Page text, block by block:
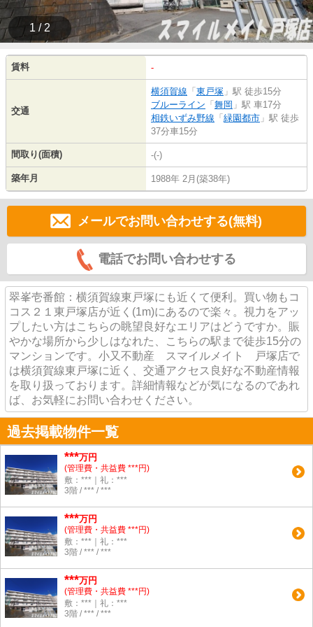
1 / 2
賃料 -
交通
横須賀線 「 東戸塚 」駅 徒歩15分
ブルーライン 「 舞岡 」駅 車17分
相鉄いずみ野線 「 緑園都市 」駅 徒歩
37分車15分
間取り(面積) -(-)
築年月 1988年 2月(築38年)
メールでお問い合わせする(無料)
電話でお問い合わせする
翠峯壱番館：横須賀線東戸塚にも近くて便利。買い物もコ
コス２１東戸塚店が近く(1m)にあるので楽々。視力をアッ
プしたい方はこちらの眺望良好なエリアはどうですか。賑
やかな場所から少しはなれた、こちらの駅まで徒歩15分の
マンションです。小又不動産 スマイルメイト 戸塚店で
は横須賀線東戸塚に近く、交通アクセス良好な不動産情報
を取り扱っております。詳細情報などが気になるのであれ
ば、お気軽にお問い合わせください。
過去掲載物件一覧
***万円
(管理費・共益費 ***円)
敷：***｜礼：***
3階 / *** / ***
***万円
(管理費・共益費 ***円)
敷：***｜礼：***
3階 / *** / ***
***万円
(管理費・共益費 ***円)
敷：***｜礼：***
3階 / *** / ***